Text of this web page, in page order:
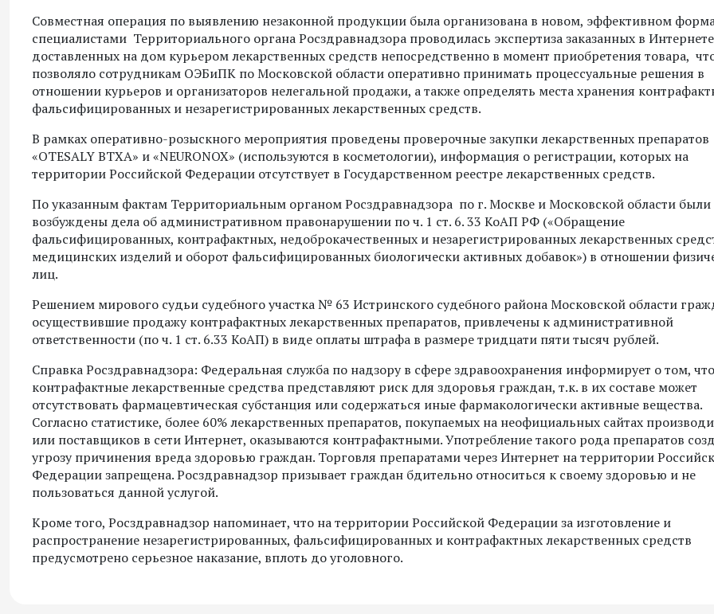
Совместная операция по выявлению незаконной продукции была организована в новом, эффективном
специалистами Территориального органа Росздравнадзора проводилась экспертиза заказанных в
доставленных на дом курьером лекарственных средств непосредственно в момент приобретения товара,
позволяло сотрудникам ОЭБиПК по Московской области оперативно принимать процессуальные решения в
отношении курьеров и организаторов нелегальной продажи, а также определять места хранения
фальсифицированных и незарегистрированных лекарственных средств.
В рамках оперативно-розыскного мероприятия проведены проверочные закупки лекарственных препаратов
«OTESALY BTXA» и «NEURONOX» (используются в косметологии), информация о регистрации, которых на
территории Российской Федерации отсутствует в Государственном реестре лекарственных средств.
По указанным фактам Территориальным органом Росздравнадзора по г. Москве и Московской области были
возбуждены дела об административном правонарушении по ч. 1 ст. 6. 33 КоАП РФ («Обращение
фальсифицированных, контрафактных, недоброкачественных и незарегистрированных лекарственных
медицинских изделий и оборот фальсифицированных биологически активных добавок») в отношении
лиц.
Решением мирового судьи судебного участка № 63 Истринского судебного района Московской области
осуществившие продажу контрафактных лекарственных препаратов, привлечены к административной
ответственности (по ч. 1 ст. 6.33 КоАП) в виде оплаты штрафа в размере тридцати пяти тысяч рублей.
Справка Росздравнадзора: Федеральная служба по надзору в сфере здравоохранения информирует о том, что
контрафактные лекарственные средства представляют риск для здоровья граждан, т.к. в их составе может
отсутствовать фармацевтическая субстанция или содержаться иные фармакологически активные вещества.
Согласно статистике, более 60% лекарственных препаратов, покупаемых на неофициальных сайтах
или поставщиков в сети Интернет, оказываются контрафактными. Употребление такого рода препаратов
угрозу причинения вреда здоровью граждан. Торговля препаратами через Интернет на территории
Федерации запрещена. Росздравнадзор призывает граждан бдительно относиться к своему здоровью и не
пользоваться данной услугой.
Кроме того, Росздравнадзор напоминает, что на территории Российской Федерации за изготовление и
распространение незарегистрированных, фальсифицированных и контрафактных лекарственных средств
предусмотрено серьезное наказание, вплоть до уголовного.